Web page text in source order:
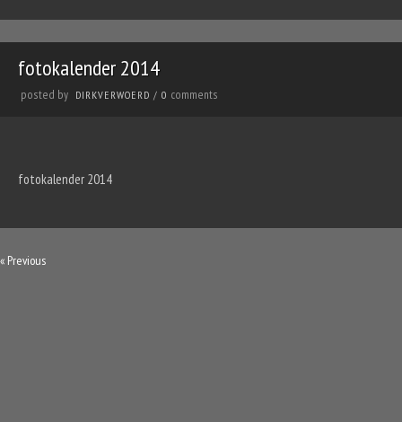
fotokalender 2014
posted by DIRKVERWOERD / 0 comments
fotokalender 2014
« Previous